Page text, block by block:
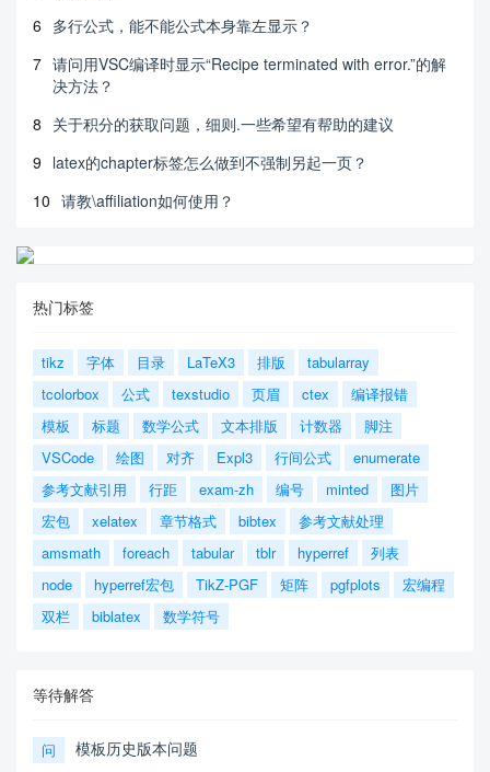
6 多行公式，能不能公式本身靠左显示？
7 请问用VSC编译时显示“Recipe terminated with error.”的解
决方法？
8 关于积分的获取问题，细则.一些希望有帮助的建议
9 latex的chapter标签怎么做到不强制另起一页？
10 请教\affiliation如何使用？
热门标签
tikz 字体 目录 LaTeX3 排版
tabularray
tcolorbox
公式 texstudio 页眉 ctex
编译报错
模板
标题 数学公式 文本排版 计数器
脚注
VSCode
绘图 对齐 Expl3 行间公式
enumerate
参考文献引用
行距 exam-zh 编号 minted
图片
宏包
xelatex 章节格式 bibtex
参考文献处理
amsmath
foreach tabular tblr hyperref
列表
node
hyperref宏包 TikZ-PGF 矩阵 pgfplots
宏编程
双栏
biblatex 数学符号
等待解答
问 模板历史版本问题